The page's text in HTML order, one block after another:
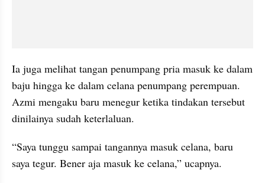
Ia juga melihat tangan penumpang pria masuk ke dalam
baju hingga ke dalam celana penumpang perempuan.
Azmi mengaku baru menegur ketika tindakan tersebut
dinilainya sudah keterlaluan.
“Saya tunggu sampai tangannya masuk celana, baru
saya tegur. Bener aja masuk ke celana,” ucapnya.